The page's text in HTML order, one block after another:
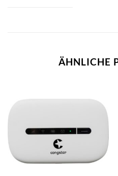
ÄHNLICHE